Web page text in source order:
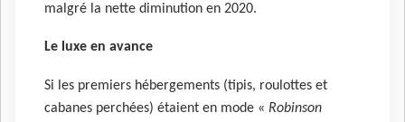
malgré la nette diminution en 2020.
Le luxe en avance
Si les premiers hébergements (tipis, roulottes et
cabanes perchées) étaient en mode « Robinson